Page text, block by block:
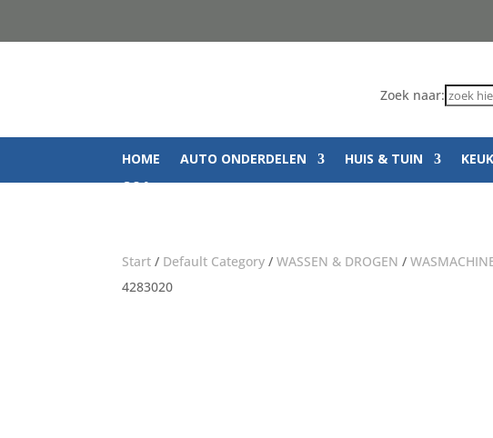
Zoek naar:
HOME AUTO ONDERDELEN HUIS & TUIN
Q&A
Start / Default Category /WASSEN & DROGEN /
4283020